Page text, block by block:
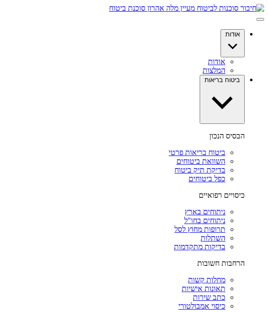
דלג
לתוכן
אודות
אודות
המלצות
ביטוח בריאות
הבסיס הנכון
ביטוח בריאות פרטי
השוואת ביטוחים
בדיקת תיק ביטוח
כפל ביטוחים
כיסויים רפואיים
ניתוחים בארץ
ניתוחים בחו"ל
תרופות מחוץ לסל
השתלות
בדיקות מתקדמות
הרחבות חשובות
מחלות קשות
תאונות אישיות
כתב שירות
כיסוי אמבולטורי